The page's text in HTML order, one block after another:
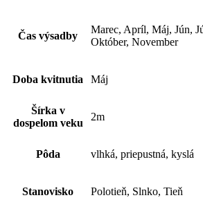
Čas výsadby
Marec, Apríl, Máj, Jún,
Október, November
Doba kvitnutia Máj
Šírka v
dospelom veku
2m
Pôda vlhká, priepustná, kyslá
Stanovisko Polotieň, Slnko, Tieň